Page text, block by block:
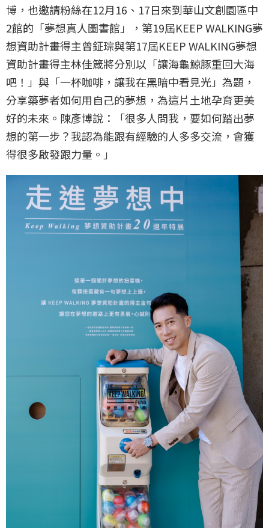
博，也邀請粉絲在12月16、17日來到華山文創園區中
2館的「夢想真人圖書館」，第19屆KEEP WALKING夢
想資助計畫得主曾鉦琮與第17屆KEEP WALKING夢想
資助計畫得主林佳箴將分別以「讓海龜鯨豚重回大海
吧！」與「一杯咖啡，讓我在黑暗中看見光」為題，
分享築夢者如何用自己的夢想，為這片土地孕育更美
好的未來。陳彥博說：「很多人問我，要如何踏出夢
想的第一步？我認為能跟有經驗的人多多交流，會獲
得很多啟發跟力量。」